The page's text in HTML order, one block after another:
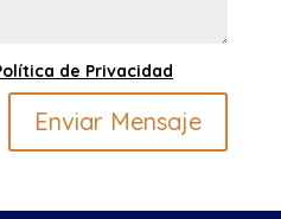
de Privacidad
Enviar Mensaje